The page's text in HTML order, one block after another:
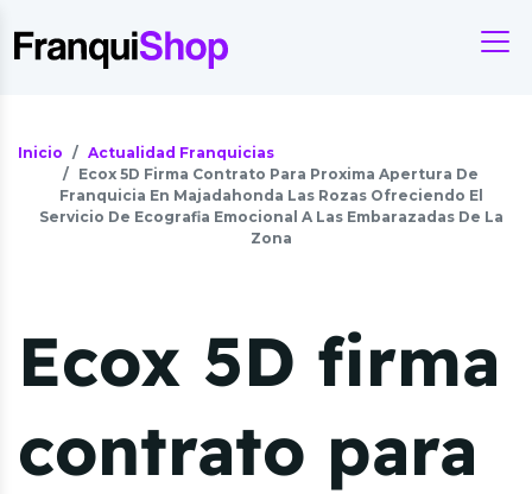
Inicio
Actualidad Franquicias
Ecox 5D Firma Contrato Para Proxima Apertura De
Franquicia En Majadahonda Las Rozas Ofreciendo El
Servicio De Ecografia Emocional A Las Embarazadas De La
Zona
Ecox 5D firma
contrato para